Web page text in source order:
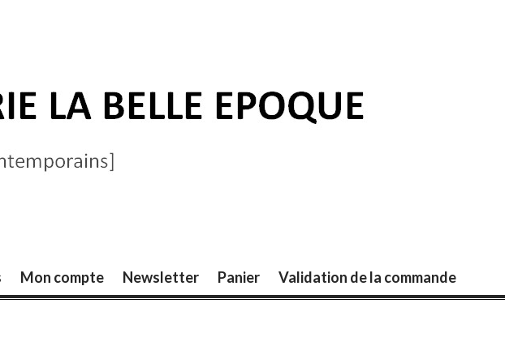
Mon compte Newsletter Panier Validation de la commande